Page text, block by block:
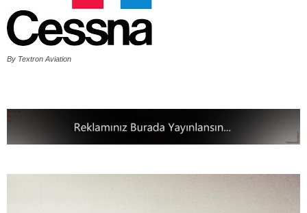
By Textron Aviation